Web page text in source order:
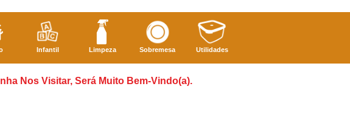
Infantil Limpeza Sobremesa Utilidades
Nos Visitar, Será Muito Bem-Vindo(a).